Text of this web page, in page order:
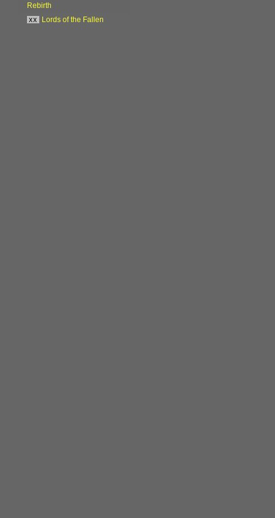
Rebirth
xx
Lords of the Fallen